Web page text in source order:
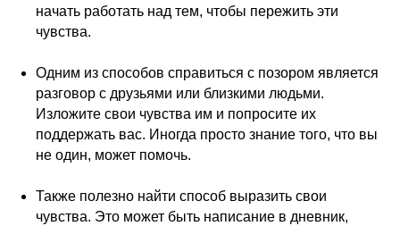
начать работать над тем, чтобы пережить эти
чувства.
Одним из способов справиться с позором является
разговор с друзьями или близкими людьми.
Изложите свои чувства им и попросите их
поддержать вас. Иногда просто знание того, что вы
не один, может помочь.
Также полезно найти способ выразить свои
чувства. Это может быть написание в дневник,